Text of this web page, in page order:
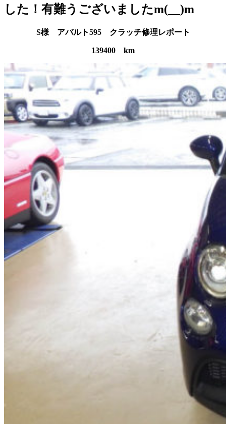
した！有難うございましたm(__)m
S様 アバルト595 クラッチ修理レポート
139400 km